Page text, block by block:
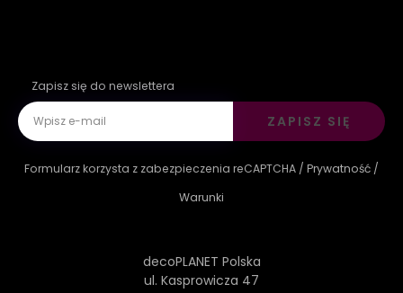
Zapisz się do newslettera
ZAPISZ SIĘ
Formularz korzysta z zabezpieczenia reCAPTCHA / Prywatność /
Warunki
decoPLANET Polska
ul. Kasprowicza 47